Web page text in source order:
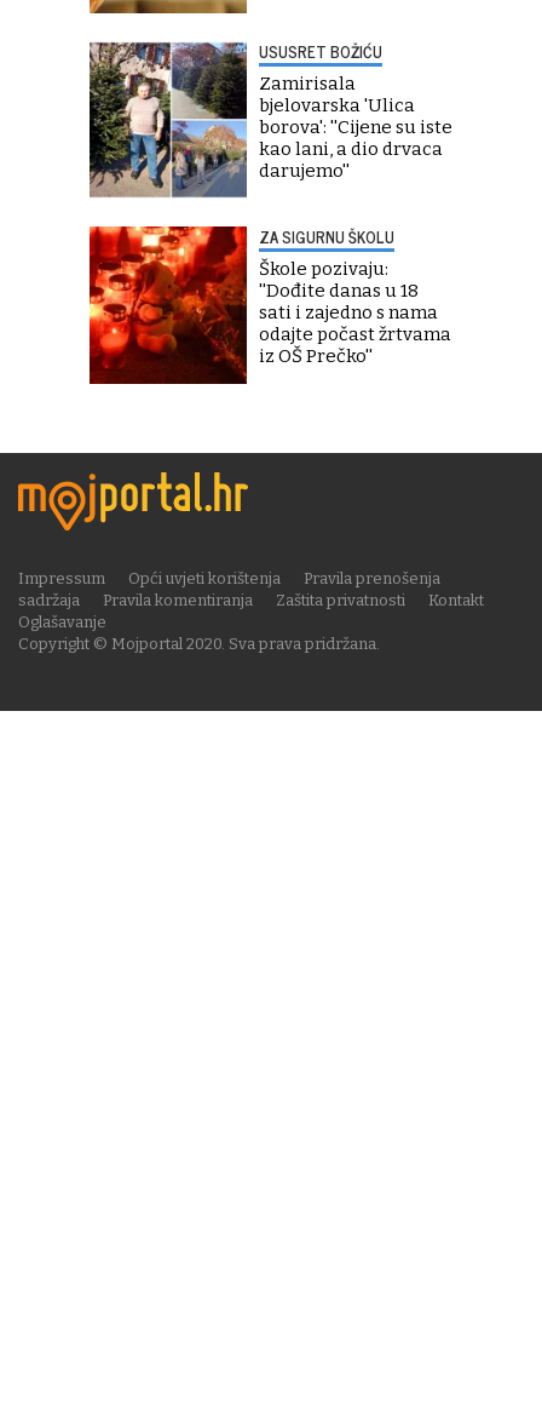
USUSRET BOŽIĆU
Zamirisala
bjelovarska 'Ulica
borova': ''Cijene su iste
kao lani, a dio drvaca
darujemo''
ZA SIGURNU ŠKOLU
Škole pozivaju:
''Dođite danas u 18
sati i zajedno s nama
odajte počast žrtvama
iz OŠ Prečko''
Copyright © Mojportal 2020. Sva prava pridržana.
Impressum Opći uvjeti korištenja
Pravila prenošenja
sadržaja
Pravila komentiranja Zaštita privatnosti
Kontakt
Oglašavanje